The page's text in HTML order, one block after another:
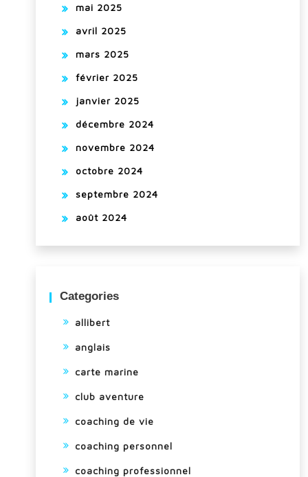
mai 2025
avril 2025
mars 2025
février 2025
janvier 2025
décembre 2024
novembre 2024
octobre 2024
septembre 2024
août 2024
Categories
allibert
anglais
carte marine
club aventure
coaching de vie
coaching personnel
coaching professionnel